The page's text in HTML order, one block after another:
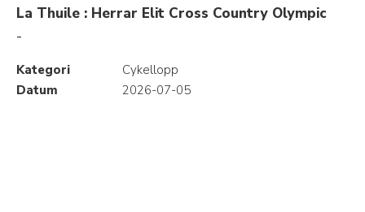
La Thuile : Herrar Elit Cross Country Olympic
-
Kategori
Cykellopp
Datum
2026-07-05